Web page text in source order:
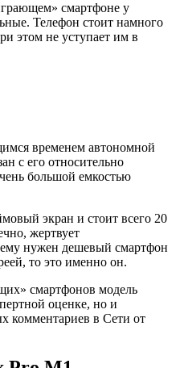
смартфоне у
Телефон стоит намного
этом не уступает им в
временем автономной
с его относительно
большой емкостью
экран и стоит всего 20
жертвует
нужен дешевый смартфон
то это именно он.
смартфонов модель
оценке, но и
комментариев в Сети от